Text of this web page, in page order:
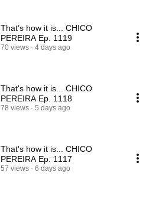
That’s how it is... CHICO
PEREIRA Ep. 1119
70 views 4 days ago
That's how it is... CHICO
PEREIRA Ep. 1118
78 views 5 days ago
That's how it is... CHICO
PEREIRA Ep. 1117
57 views 6 days ago